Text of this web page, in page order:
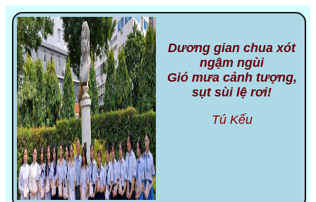
Dương gian chua xót
ngậm ngùi
Gió mưa cảnh tượng,
sụt sùi lệ rơi!
Tú Kếu